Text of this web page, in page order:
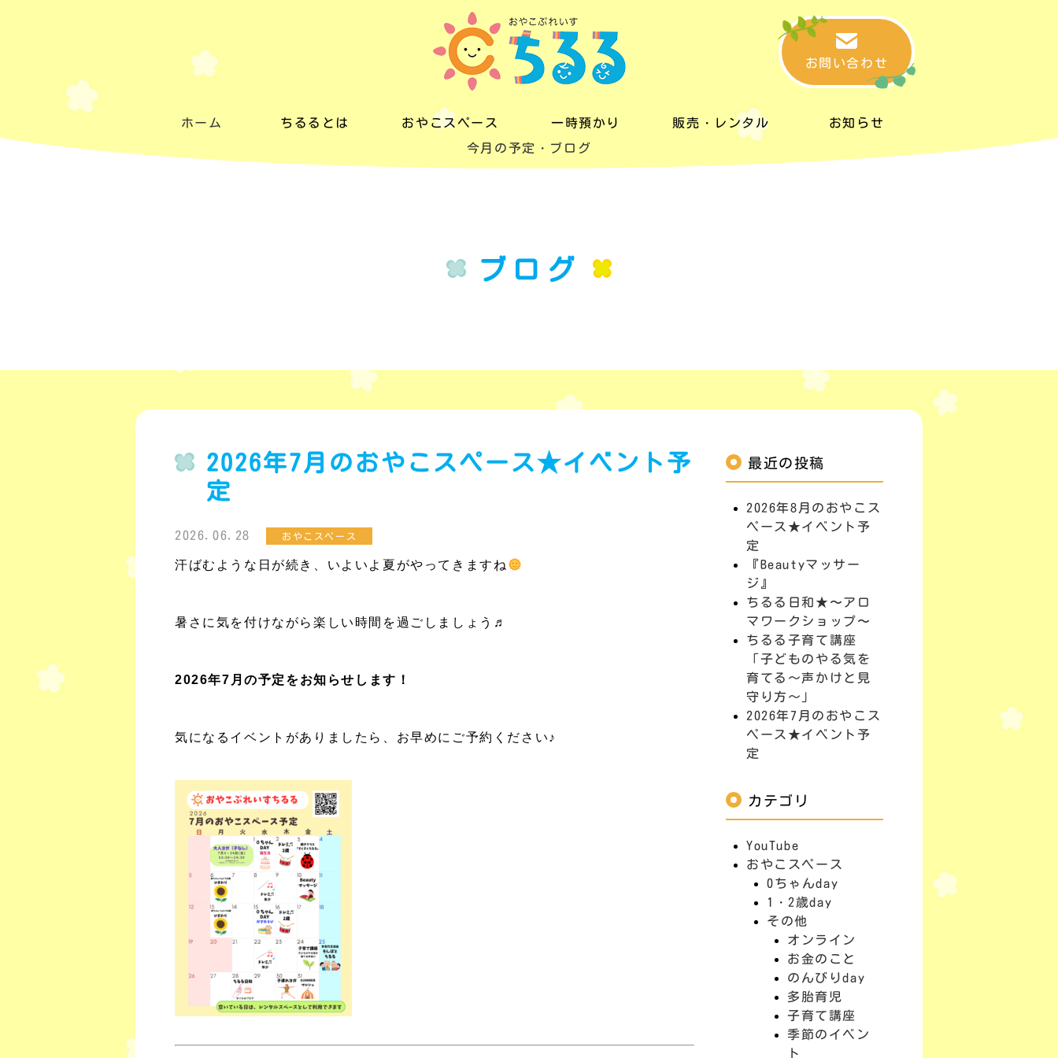
お問い合わせ
ホーム ちるるとは おやこスペース
おやこスペース
一時預かり
一時預かり
販売・レンタル お知らせ
今月の予定・ブログ
ブログ
2026年7月のおやこスペース★イベント予
定
2026.06.28 おやこスペース
汗ばむような日が続き、いよいよ夏がやってきますね
暑さに気を付けながら楽しい時間を過ごしましょう♬
2026年7月の予定をお知らせします！
気になるイベントがありましたら、お早めにご予約ください♪
最近の投稿
2026年8月のおやこス
ペース★イベント予
定
『Beautyマッサー
ジ』
ちるる日和★〜アロ
マワークショップ〜
ちるる子育て講座
「子どものやる気を
育てる～声かけと見
守り方～」
2026年7月のおやこス
ペース★イベント予
定
カテゴリ
YouTube
おやこスペース
0ちゃんday
1・2歳day
その他
オンライン
お金のこと
のんびりday
多胎育児
子育て講座
季節のイベン
ト